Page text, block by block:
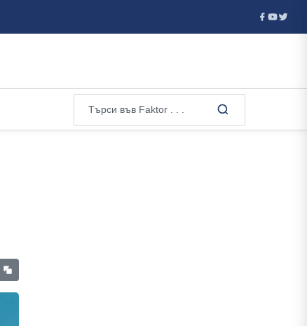
Нов сигнал за тревога: И лек автомобил проби мантинелата на